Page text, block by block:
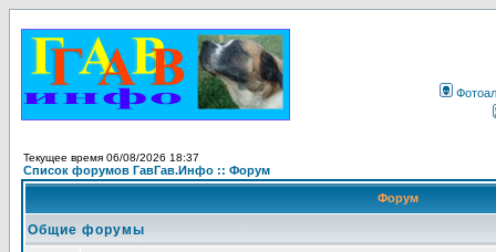
Текущее время 06/08/2026 18:37
Список форумов ГавГав.Инфо :: Форум
Форум
Общие форумы